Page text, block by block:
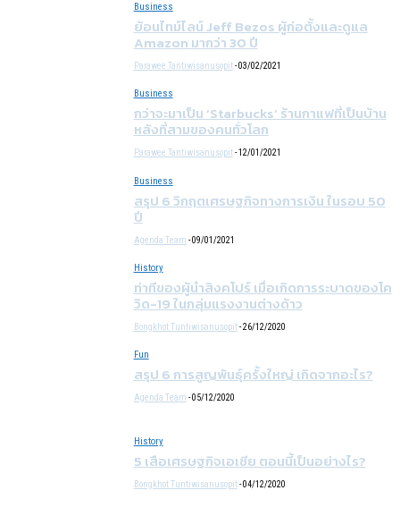
Business
ย้อนไทม์ไลน์ Jeff Bezos ผู้ก่อตั้งและดูแล
Amazon มากว่า 30 ปี
Parawee Tantiwisanusopit - 03/02/2021
Business
กว่าจะมาเป็น ‘Starbucks’ ร้านกาแฟที่เป็นบ้าน
หลังที่สามของคนทั่วโลก
Parawee Tantiwisanusopit - 12/01/2021
Business
สรุป 6 วิกฤตเศรษฐกิจทางการเงิน ในรอบ 50
ปี
Agenda Team - 09/01/2021
History
ท่าทีของผู้นำสิงคโปร์ เมื่อเกิดการระบาดของโค
วิด-19 ในกลุ่มแรงงานต่างด้าว
Bongkhot Tuntiwisanusopit - 26/12/2020
Fun
สรุป 6 การสูญพันธุ์ครั้งใหญ่ เกิดจากอะไร?
Agenda Team - 05/12/2020
History
5 เสือเศรษฐกิจเอเชีย ตอนนี้เป็นอย่างไร?
Bongkhot Tuntiwisanusopit - 04/12/2020